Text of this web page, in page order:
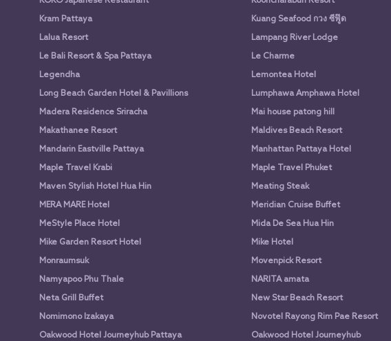
Kram Pattaya
Kuang Seafood กวง ซีฟู๊ด
Lalua Resort
Lampang River Lodge
Le Bali Resort & Spa Pattaya
Le Charme
Legendha
Lemontea Hotel
Long Beach Garden Hotel & Pavillions
Lumphawa Amphawa Hotel
Madera Residence Sriracha
Mai house patong hill
Makathanee Resort
Maldives Beach Resort
Mandarin Eastville Pattaya
Manhattan Pattaya Hotel
Maple Travel Krabi
Maple Travel Phuket
Maven Stylish Hotel Hua Hin
Meating Steak
MERA MARE Hotel
Meridian Cruise Buffet
MeStyle Place Hotel
Mida De Sea Hua Hin
Mike Garden Resort Hotel
Mike Hotel
Monraumsuk
Movenpick Resort
Namyapoo Phu Thale
NARITA amata
Neta Grill Buffet
New Star Beach Resort
Nomimono Izakaya
Novotel Rayong Rim Pae Resort
Oakwood Hotel Journeyhub Pattaya
Oakwood Hotel Journeyhub